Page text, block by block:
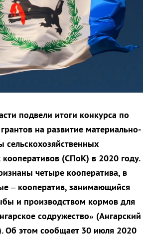
подвели итоги конкурса по
на развитие материально-
сельскохозяйственных
кооперативов (СПоК) в 2020 году.
четыре кооператива, в
– кооператив, занимающийся
и производством кормов для
содружество» (Ангарский
Об этом сообщает 30 июля 2020